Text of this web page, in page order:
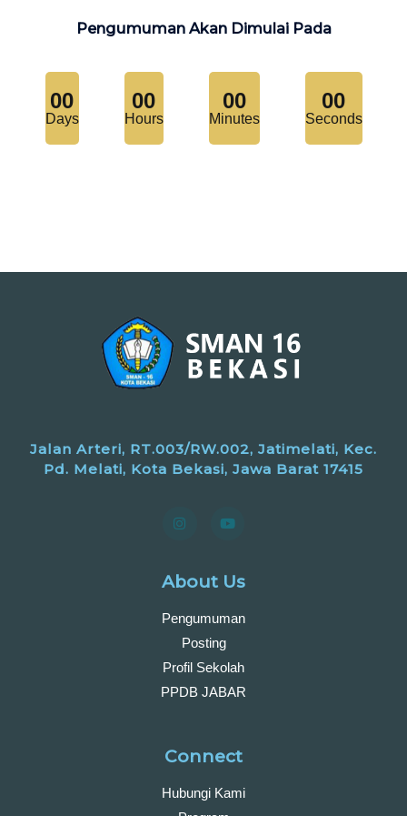
Pengumuman Akan Dimulai Pada
00
Days
00
Hours
00
Minutes
00
Seconds
Jalan Arteri, RT.003/RW.002, Jatimelati, Kec.
Pd. Melati, Kota Bekasi, Jawa Barat 17415
About Us
Pengumuman
Posting
Profil Sekolah
PPDB JABAR
Connect
Hubungi Kami